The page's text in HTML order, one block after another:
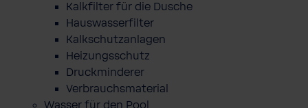
Kalkfilter für die Dusche
Hauswasserfilter
Kalkschutzanlagen
Heizungsschutz
Druckminderer
Verbrauchsmaterial
Wasser für den Pool